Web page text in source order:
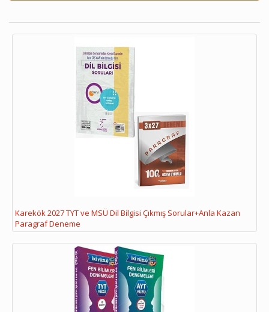
Karekök 2027 TYT ve MSÜ Dil Bilgisi Çıkmış Sorular+Anla Kazan
Paragraf Deneme